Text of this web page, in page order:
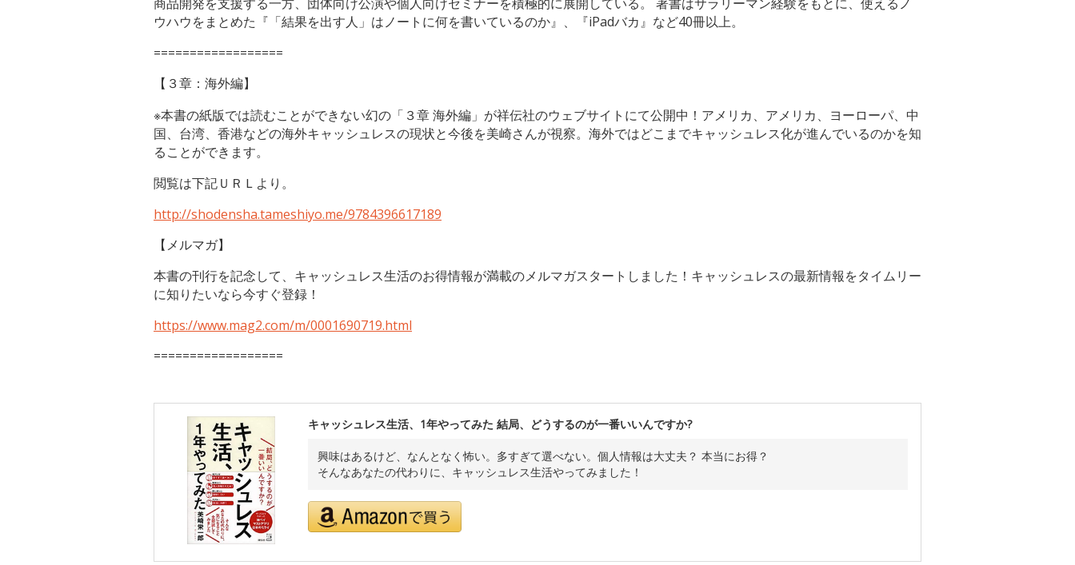
ウハウをまとめた『「結果を出す人」はノートに何を書いているのか』、『iPadバカ』など40冊以上。
==================
【３章：海外編】
※本書の紙版では読むことができない幻の「３章 海外編」が祥伝社のウェブサイトにて公開中！アメリカ、アメリカ、ヨーローパ、中
国、台湾、香港などの海外キャッシュレスの現状と今後を美崎さんが視察。海外ではどこまでキャッシュレス化が進んでいるのかを知
ることができます。
閲覧は下記ＵＲＬより。
http://shodensha.tameshiyo.me/9784396617189
【メルマガ】
本書の刊行を記念して、キャッシュレス生活のお得情報が満載のメルマガスタートしました！キャッシュレスの最新情報をタイムリー
に知りたいなら今すぐ登録！
https://www.mag2.com/m/0001690719.html
==================
キャッシュレス生活、1年やってみた 結局、どうするのが一番いいんですか?
興味はあるけど、なんとなく怖い。多すぎて選べない。個人情報は大丈夫？ 本当にお得？
そんなあなたの代わりに、キャッシュレス生活やってみました！